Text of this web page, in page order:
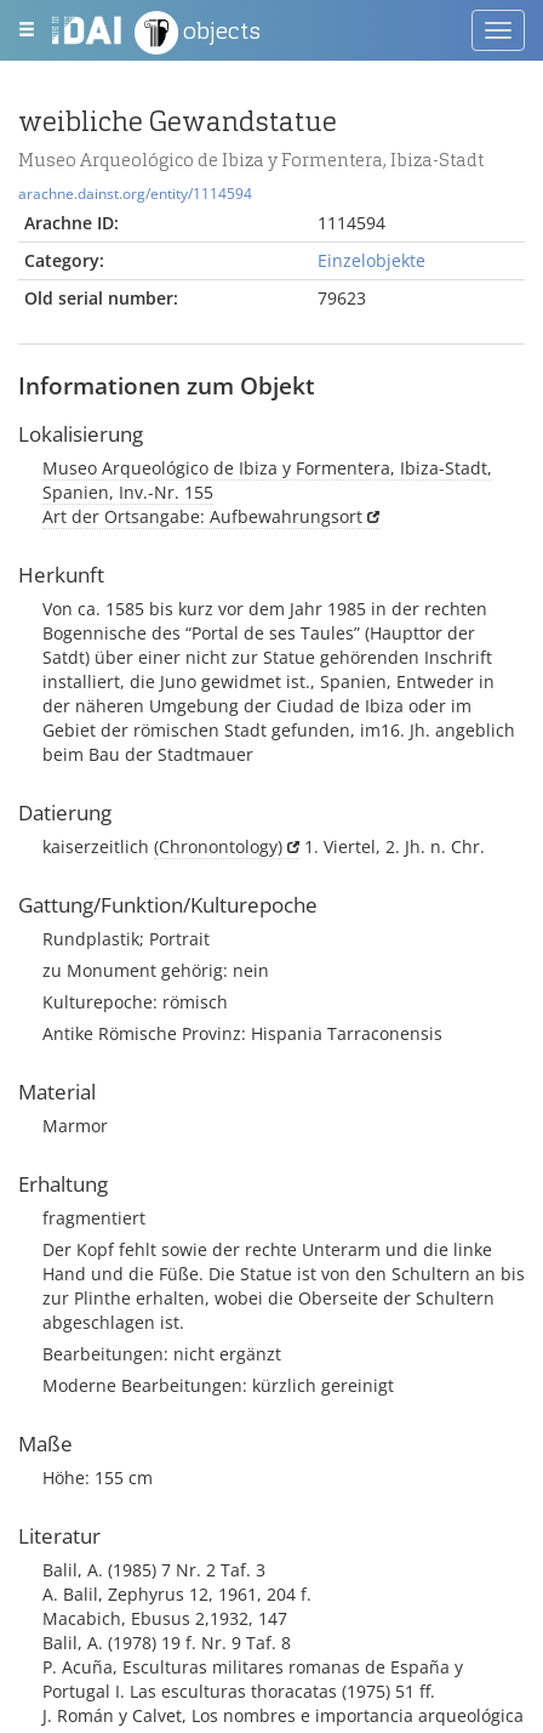
objects
weibliche Gewandstatue
Museo Arqueológico de Ibiza y Formentera, Ibiza-Stadt
arachne.dainst.org/entity/1114594
Arachne ID:
1114594
Category:
Einzelobjekte
Old serial number:
79623
Informationen zum Objekt
Lokalisierung
Museo Arqueológico de Ibiza y Formentera, Ibiza-Stadt,
Spanien, Inv.-Nr. 155
Art der Ortsangabe: Aufbewahrungsort
Herkunft
Von ca. 1585 bis kurz vor dem Jahr 1985 in der rechten
Bogennische des “Portal de ses Taules” (Haupttor der
Satdt) über einer nicht zur Statue gehörenden Inschrift
installiert, die Juno gewidmet ist., Spanien, Entweder in
der näheren Umgebung der Ciudad de Ibiza oder im
Gebiet der römischen Stadt gefunden, im16. Jh. angeblich
beim Bau der Stadtmauer
Datierung
kaiserzeitlich (Chronontology) 1. Viertel, 2. Jh. n. Chr.
Gattung/Funktion/Kulturepoche
Rundplastik; Portrait
zu Monument gehörig: nein
Kulturepoche: römisch
Antike Römische Provinz: Hispania Tarraconensis
Material
Marmor
Erhaltung
fragmentiert
Der Kopf fehlt sowie der rechte Unterarm und die linke
Hand und die Füße. Die Statue ist von den Schultern an bis
zur Plinthe erhalten, wobei die Oberseite der Schultern
abgeschlagen ist.
Bearbeitungen: nicht ergänzt
Moderne Bearbeitungen: kürzlich gereinigt
Maße
Höhe: 155 cm
Literatur
Balil, A. (1985) 7 Nr. 2 Taf. 3
A. Balil, Zephyrus 12, 1961, 204 f.
Macabich, Ebusus 2,1932, 147
Balil, A. (1978) 19 f. Nr. 9 Taf. 8
P. Acuña, Esculturas militares romanas de España y
Portugal I. Las esculturas thoracatas (1975) 51 ff.
J. Román y Calvet, Los nombres e importancia arqueológica